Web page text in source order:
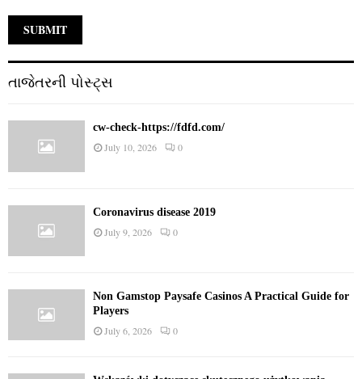
તાજેતરની પોસ્ટ્સ
cw-check-https://fdfd.com/
July 10, 2026 0
Coronavirus disease 2019
July 9, 2026 0
Non Gamstop Paysafe Casinos A Practical Guide for
Players
July 6, 2026 0